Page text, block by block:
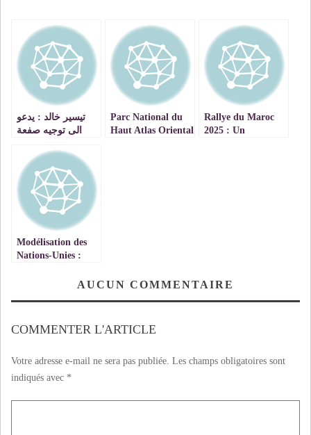
تيسير خالد : يدعو
الى توجيه صفعة
في اللجنة السادسة
التي يرأسها العنصري
داني دانون
Parc National du
Haut Atlas Oriental
Rallye du Maroc
2025 : Un
Modélisation des
Nations-Unies :
Akhawayn organiseAUCUN COMMENTAIRE
COMMENTER L'ARTICLE
Votre adresse e-mail ne sera pas publiée. Les champs obligatoires sont
indiqués avec *